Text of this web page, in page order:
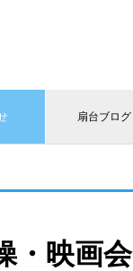
扇台ブログ
・映画会